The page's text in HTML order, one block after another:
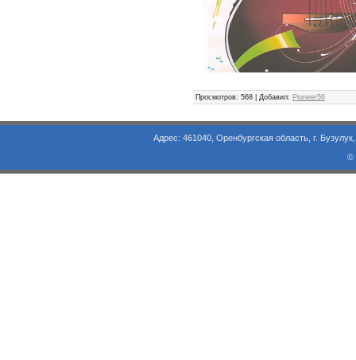
Просмотров: 568 | Добавил: Pioneer56
Адрес: 461040, Оренбургская область, г. Бузулук, ул.
©